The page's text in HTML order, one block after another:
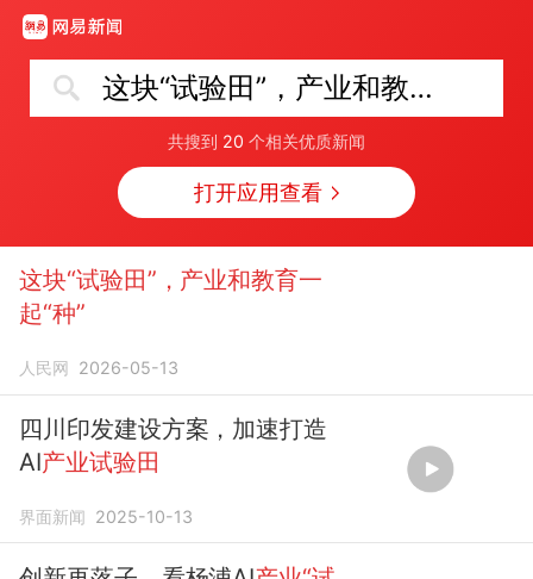
这块“试验田”，产业和教育一起“种”
共搜到 20 个相关优质新闻
打开应用查看
这块“试验田”，产业和教育一
起“种”
人民网 2026-05-13
四川印发建设方案，加速打造
AI产业试验田
界面新闻 2025-10-13